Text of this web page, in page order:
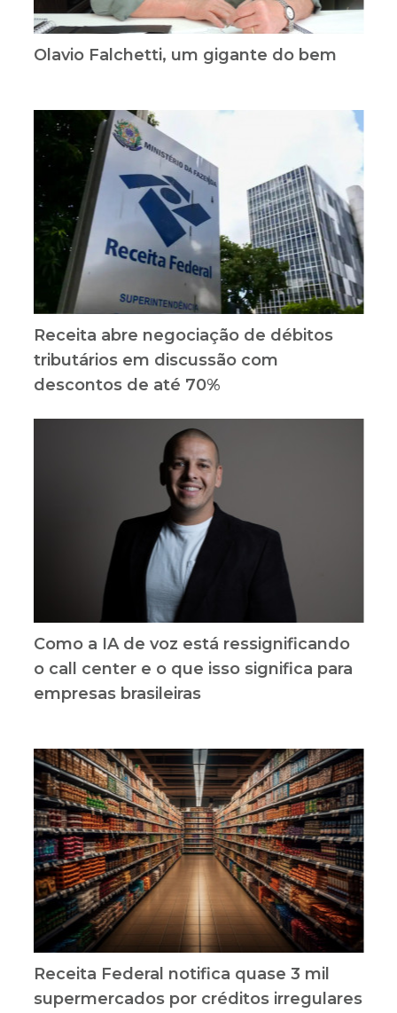
Olavio Falchetti, um gigante do bem
Receita abre negociação de débitos
tributários em discussão com
descontos de até 70%
Como a IA de voz está ressignificando
o call center e o que isso significa para
empresas brasileiras
Receita Federal notifica quase 3 mil
supermercados por créditos irregulares